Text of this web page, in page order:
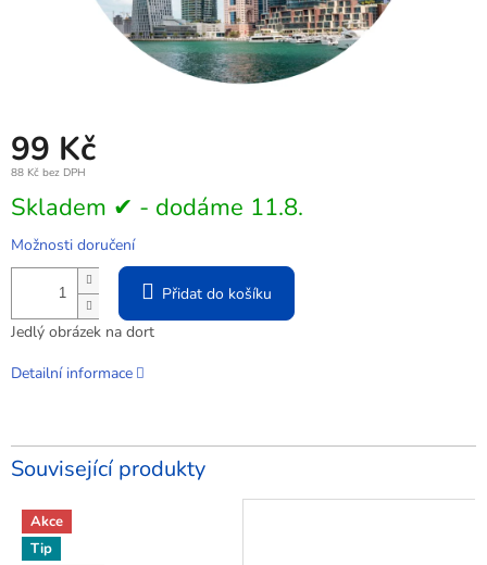
99 Kč
88 Kč bez DPH
Měrná
cena:
Skladem ✔ - dodáme 11.8.
Možnosti doručení
Přidat do košíku
Jedlý obrázek na dort
Detailní informace
Související produkty
Akce
Tip